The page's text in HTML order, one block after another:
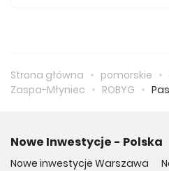
Strona główna pomorskie
Zaspa-Młyniec
ROBYG
Nowe Inwestycje - Polska
Nowe inwestycje Warszawa